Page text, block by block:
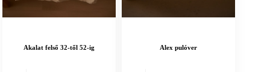
Akalat felső 32-től 52-ig Alex pulóver